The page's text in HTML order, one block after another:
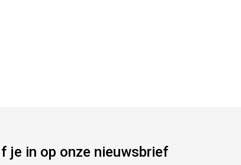
je in op onze nieuwsbrief